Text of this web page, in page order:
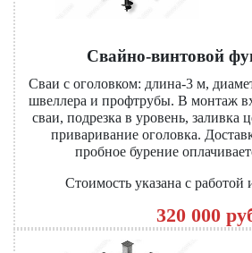
Свайно-винтовой
Сваи с оголовком: длина-3 м,
швеллера и профтрубы. В монтаж
сваи, подрезка в уровень, заливка
приваривание оголовка.
пробное бурение
Стоимость указана с работой
320 000